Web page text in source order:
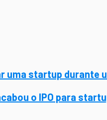
uma startup durante
o IPO para